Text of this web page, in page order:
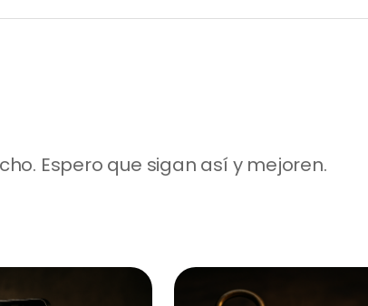
Espero que sigan así y mejoren.